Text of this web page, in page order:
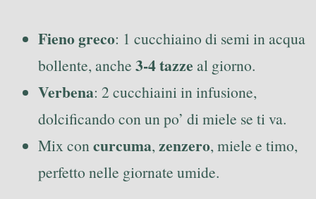
Fieno greco: 1 cucchiaino di semi in acqua
bollente, anche 3-4 tazze al giorno.
Verbena: 2 cucchiaini in infusione,
dolcificando con un po’ di miele se ti va.
Mix con curcuma, zenzero, miele e timo,
perfetto nelle giornate umide.